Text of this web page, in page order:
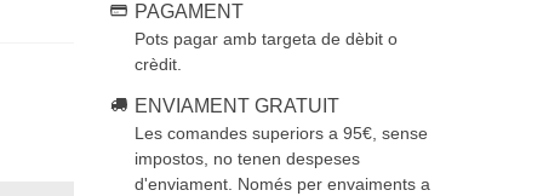
PAGAMENT
Pots pagar amb targeta de dèbit o
crèdit.
ENVIAMENT GRATUIT
Les comandes superiors a 95€, sense
impostos, no tenen despeses
d'enviament. Només per envaiments a